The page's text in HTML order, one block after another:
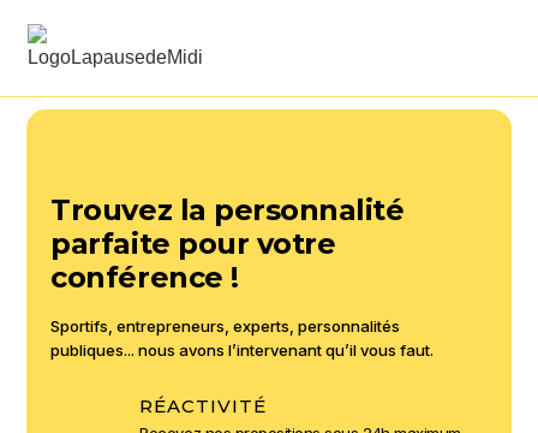
Trouvez la personnalité
parfaite pour votre
conférence !
Sportifs, entrepreneurs, experts, personnalités
publiques... nous avons l’intervenant qu’il vous faut.
RÉACTIVITÉ